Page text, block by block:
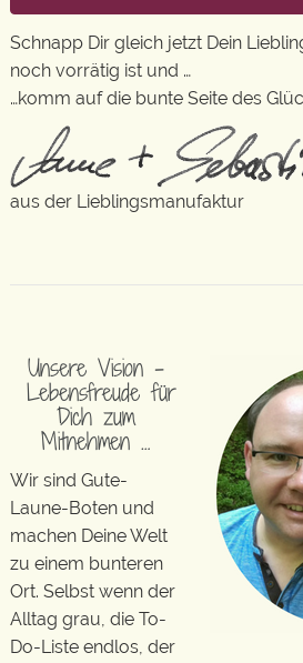
Schnapp Dir gleich jetzt Dein
noch vorrätig ist und …
…komm auf die bunte Seite des
aus der Lieblingsmanufaktur
Unsere Vision –
Lebensfreude für
Dich zum
Mitnehmen …
Wir sind Gute-
Laune-Boten und
machen Deine Welt
zu einem bunteren
Ort. Selbst wenn der
Alltag grau, die To-
Do-Liste endlos, der